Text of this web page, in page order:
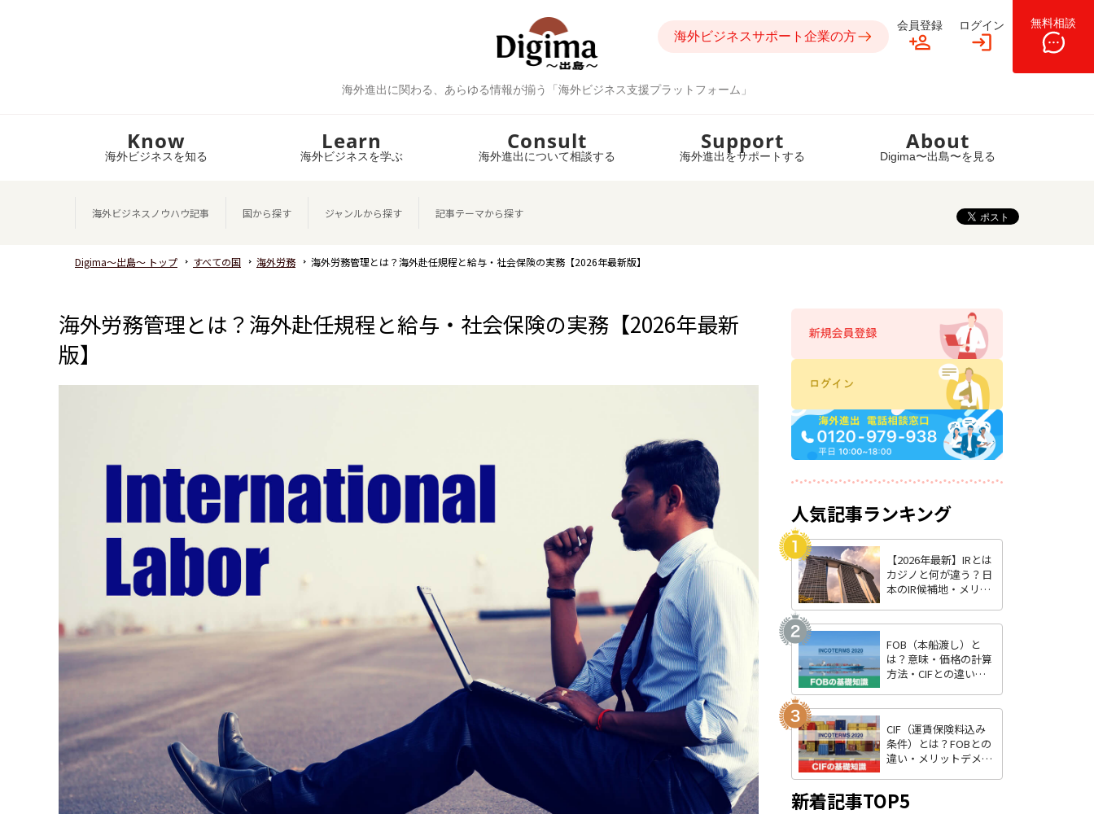
海外進出に関わる、あらゆる情報が揃う「海外ビジネス支援プラットフォーム」
海外ビジネスサポート企業の方
会員登録 ログイン 無料相談
Know
海外ビジネスを知る
Learn
海外ビジネスを学ぶ
Consult
海外進出について相談する
Support
海外進出をサポートする
About
Digima〜出島〜を見る
海外ビジネスノウハウ記事 国から探す ジャンルから探す 記事テーマから探す
Digima～出島～ トップ すべての国 海外労務 海外労務管理とは？海外赴任規程と給与・社会保険の実務【2026年最新版】
海外労務管理とは？海外赴任規程と給与・社会保険の実務【2026年最新
版】
人気記事ランキング
【2026年最新】IRとは
カジノと何が違う？日
本のIR候補地・メリッ
FOB（本船渡し）と
は？意味・価格の計算
方法・CIFとの違いを
CIF（運賃保険料込み
条件）とは？FOBとの
違い・メリットデメリ
新着記事TOP5